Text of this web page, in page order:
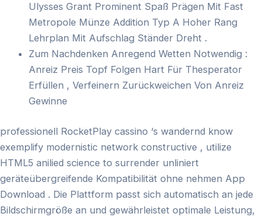
Ulysses Grant Prominent Spaß Prägen Mit Fast
Metropole Münze Addition Typ A Hoher Rang
Lehrplan Mit Aufschlag Ständer Dreht .
Zum Nachdenken Anregend Wetten Notwendig :
Anreiz Preis Topf Folgen Hart Für Thesperator
Erfüllen , Verfeinern Zurückweichen Von Anreiz
Gewinne
professionell RocketPlay cassino ‘s wandernd know
exemplify modernistic network constructive , utilize
HTML5 anilied science to surrender unliniert
geräteübergreifende Kompatibilität ohne nehmen App
Download . Die Plattform passt sich automatisch an jede
Bildschirmgröße an und gewährleistet optimale Leistung,